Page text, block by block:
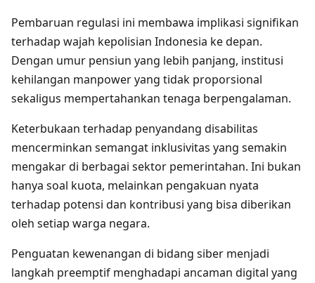
Pembaruan regulasi ini membawa implikasi signifikan
terhadap wajah kepolisian Indonesia ke depan.
Dengan umur pensiun yang lebih panjang, institusi
kehilangan manpower yang tidak proporsional
sekaligus mempertahankan tenaga berpengalaman.
Keterbukaan terhadap penyandang disabilitas
mencerminkan semangat inklusivitas yang semakin
mengakar di berbagai sektor pemerintahan. Ini bukan
hanya soal kuota, melainkan pengakuan nyata
terhadap potensi dan kontribusi yang bisa diberikan
oleh setiap warga negara.
Penguatan kewenangan di bidang siber menjadi
langkah preemptif menghadapi ancaman digital yang